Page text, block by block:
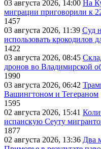
03 августа 2026, 14:00 На
миграции приговорили к
1457
03 августа 2026, 11:39 Суд
использовать крокодилов
1422
03 августа 2026, 08:45
дронов во Владимирской
1990
03 августа 2026, 06:42
Вашингтоном и Тегераном
1595
02 августа 2026, 15:41
испанскую Сеуту
1877
02 августа 2026, 13:36 Два